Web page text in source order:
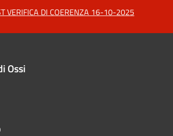
VERIFICA DI COERENZA 16-10-2025
Ossi